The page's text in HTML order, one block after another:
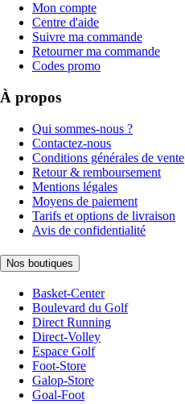
Mon compte
Centre d'aide
Suivre ma commande
Retourner ma commande
Codes promo
À propos
Qui sommes-nous ?
Contactez-nous
Conditions générales de vente
Retour & remboursement
Mentions légales
Moyens de paiement
Tarifs et options de livraison
Avis de confidentialité
Nos boutiques
Basket-Center
Boulevard du Golf
Direct Running
Direct-Volley
Espace Golf
Foot-Store
Galop-Store
Goal-Foot